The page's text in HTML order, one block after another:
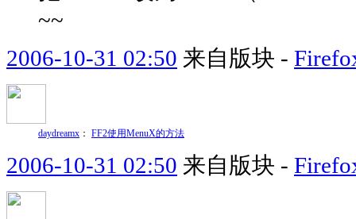
~~
2006-10-31 02:50 来自版块 -
daydreamx ： FF2使用MenuX的方法
2006-10-31 02:50 来自版块 -